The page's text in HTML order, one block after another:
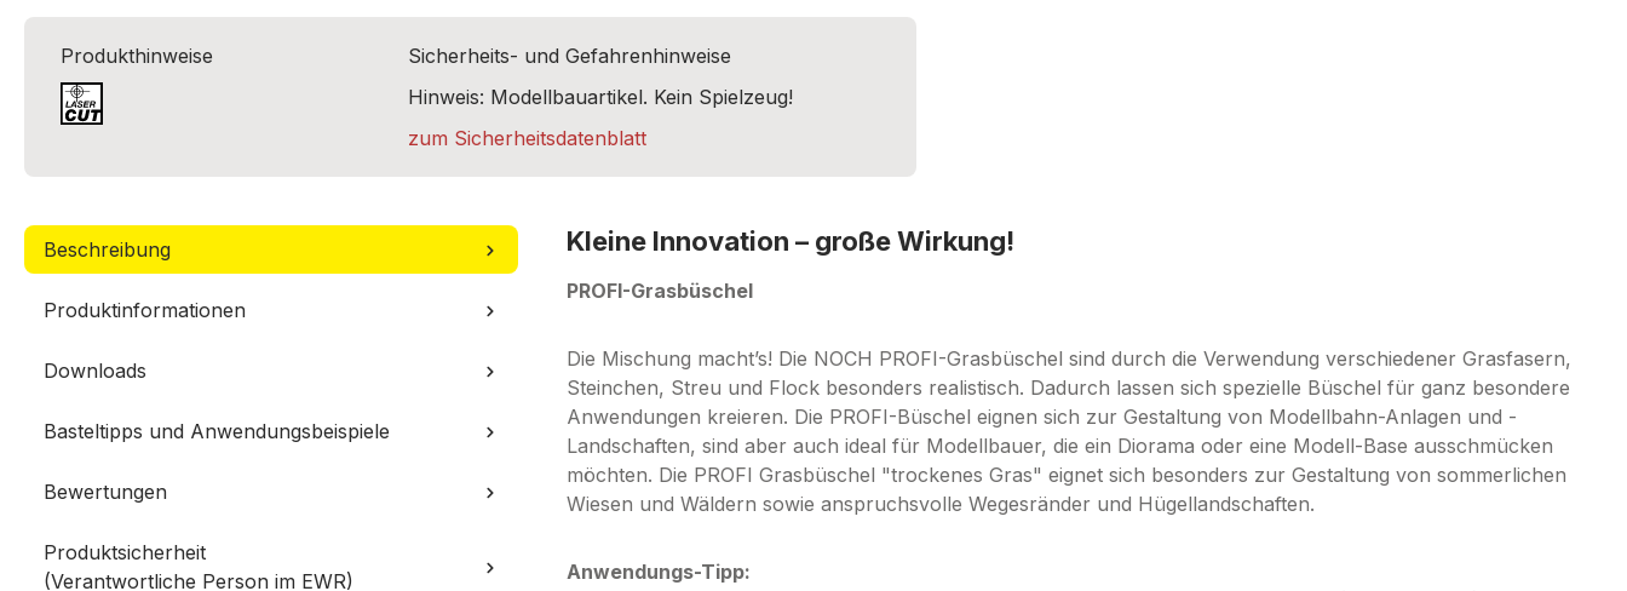
Produkthinweise
Sicherheits- und Gefahrenhinweise
Hinweis: Modellbauartikel. Kein Spielzeug!
zum Sicherheitsdatenblatt
Beschreibung
Produktinformationen
Downloads
Basteltipps und Anwendungsbeispiele
Bewertungen
Produktsicherheit
(Verantwortliche Person im EWR)
Kleine Innovation – große Wirkung!
PROFI-Grasbüschel
Die Mischung macht’s! Die NOCH PROFI-Grasbüschel sind durch die Verwendung verschiedener Grasfasern,
Steinchen, Streu und Flock besonders realistisch. Dadurch lassen sich spezielle Büschel für ganz besondere
Anwendungen kreieren. Die PROFI-Büschel eignen sich zur Gestaltung von Modellbahn-Anlagen und -
Landschaften, sind aber auch ideal für Modellbauer, die ein Diorama oder eine Modell-Base ausschmücken
möchten. Die PROFI Grasbüschel "trockenes Gras" eignet sich besonders zur Gestaltung von sommerlichen
Wiesen und Wäldern sowie anspruchsvolle Wegesränder und Hügellandschaften.
Anwendungs-Tipp: